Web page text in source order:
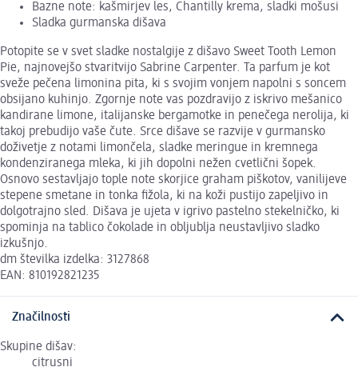
Bazne note: kašmirjev les, Chantilly krema, sladki mošusi
Sladka gurmanska dišava
Potopite se v svet sladke nostalgije z dišavo Sweet Tooth Lemon
Pie, najnovejšo stvaritvijo Sabrine Carpenter. Ta parfum je kot
sveže pečena limonina pita, ki s svojim vonjem napolni s soncem
obsijano kuhinjo. Zgornje note vas pozdravijo z iskrivo mešanico
kandirane limone, italijanske bergamotke in penečega nerolija, ki
takoj prebudijo vaše čute. Srce dišave se razvije v gurmansko
doživetje z notami limončela, sladke meringue in kremnega
kondenziranega mleka, ki jih dopolni nežen cvetlični šopek.
Osnovo sestavljajo tople note skorjice graham piškotov, vanilijeve
stepene smetane in tonka fižola, ki na koži pustijo zapeljivo in
dolgotrajno sled. Dišava je ujeta v igrivo pastelno stekelničko, ki
spominja na tablico čokolade in obljublja neustavljivo sladko
izkušnjo.
dm številka izdelka: 3127868
EAN: 810192821235
Značilnosti
Skupine dišav:
citrusni